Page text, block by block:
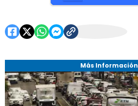
Más Información